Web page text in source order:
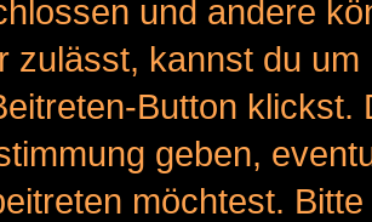
und andere
zulässt, kannst du
Button
geben,
möchtest.